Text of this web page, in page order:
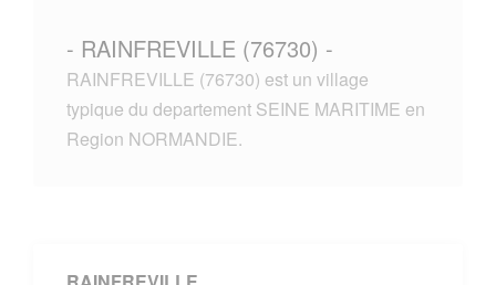
- RAINFREVILLE (76730) -
RAINFREVILLE (76730) est un village
typique du departement SEINE MARITIME en
Region NORMANDIE.